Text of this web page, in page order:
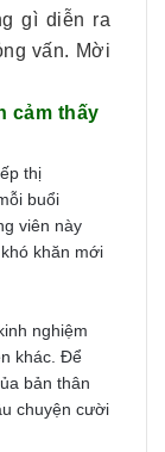
gì diễn ra
vấn. Mời
cảm thấy
thị
buổi
viên này
khăn mới
nghiệm
khác. Để
bản thân
chuyện cười